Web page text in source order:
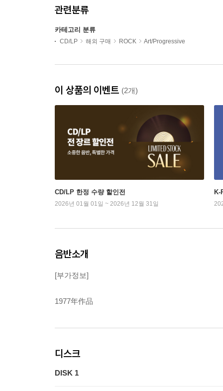
관련분류
카테고리 분류
CD/LP 해외 구매 ROCK Art/Progressive
이 상품의 이벤트 (2개)
CD/LP 한정 수량 할인전
2026년 01월 01일 ~ 2026년 12월 31일
K-
음반소개
[부가정보]
1977年作品
디스크
DISK 1